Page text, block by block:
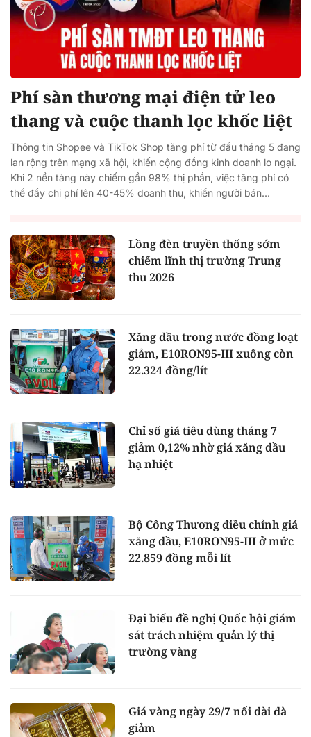
Phí sàn thương mại điện tử leo
thang và cuộc thanh lọc khốc liệt
Thông tin Shopee và TikTok Shop tăng phí từ đầu tháng 5 đang
lan rộng trên mạng xã hội, khiến cộng đồng kinh doanh lo ngại.
Khi 2 nền tảng này chiếm gần 98% thị phần, việc tăng phí có
thể đẩy chi phí lên 40-45% doanh thu, khiến người bán...
Lồng đèn truyền thống sớm
chiếm lĩnh thị trường Trung
thu 2026
Xăng dầu trong nước đồng loạt
giảm, E10RON95-III xuống còn
22.324 đồng/lít
Chỉ số giá tiêu dùng tháng 7
giảm 0,12% nhờ giá xăng dầu
hạ nhiệt
Bộ Công Thương điều chỉnh giá
xăng dầu, E10RON95-III ở mức
22.859 đồng mỗi lít
Đại biểu đề nghị Quốc hội giám
sát trách nhiệm quản lý thị
trường vàng
Giá vàng ngày 29/7 nối dài đà
giảm